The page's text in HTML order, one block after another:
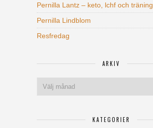
Pernilla Lantz – keto, lchf och träning
Pernilla Lindblom
Resfredag
ARKIV
KATEGORIER